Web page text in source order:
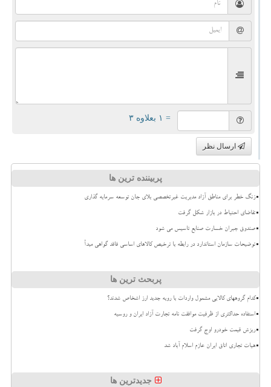
= ۱ بعلاوه ۳
ارسال نظر
پربیننده ترین ها
زنگ خطر برای مناطق آزاد مدیریت غیرتخصصی بلای جان توسعه سرمایه گذاری
تقاضای احتیاط در بازار شکل گرفت
صندوق جبران خسارت صنایع تاسیس می شود
توضیحات سازمان استاندارد در رابطه با ترخیص کالاهای اساسی فاقد گواهی مبدأ
پربحث ترین ها
کدام گروههای کالایی مشمول واردات با رویه جدید ارز اشخاص شدند؟
استفاده حداکثری از ظرفیت موافقت نامه تجارت آزاد ایران و روسیه
ریزش قیمت خودرو اوج گرفت
هیات تجاری اتاق ایران عازم اسلام آباد شد
جدیدترین ها